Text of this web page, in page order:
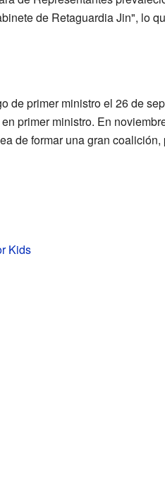
de Retaguardia Jin", lo
de primer ministro el 26 de
primer ministro. En
de formar una gran
Kids